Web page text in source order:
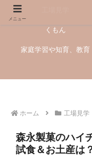
くもん
家庭学習や知育、教育
ホーム 工場見学
森永製菓のハイ
試食＆お土産は
メニュー